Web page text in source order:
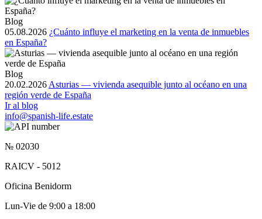
Blog
05.08.2026 ¿Cuánto influye el marketing en la venta de inmuebles
en España?
Blog
20.02.2026 Asturias — vivienda asequible junto al océano en una
región verde de España
Ir al blog
info@spanish-life.estate
№ 02030
RAICV - 5012
Oficina Benidorm
Lun-Vie de 9:00 a 18:00